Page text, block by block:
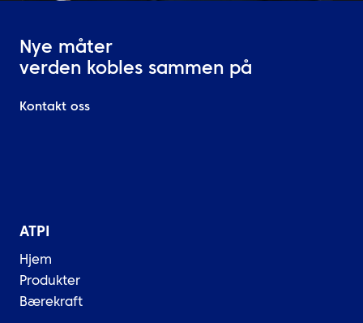
Nye måter
verden kobles sammen på
Kontakt oss
ATPI
Hjem
Produkter
Bærekraft